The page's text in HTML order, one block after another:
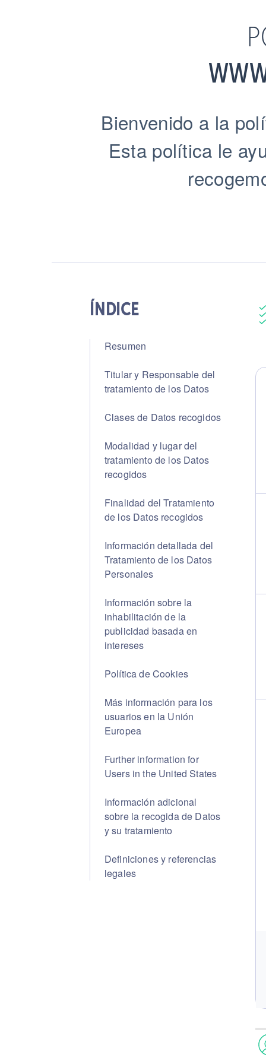
Bienvenido a la
Esta política le
ÍNDICE
Resumen
Titular y Responsable del
tratamiento de los Datos
Clases de Datos recogidos
Modalidad y lugar del
tratamiento de los Datos
recogidos
Finalidad del Tratamiento
de los Datos recogidos
Información detallada del
Tratamiento de los Datos
Personales
Información sobre la
inhabilitación de la
publicidad basada en
intereses
Política de Cookies
Más información para los
usuarios en la Unión
Europea
Further information for
Users in the United States
Información adicional
sobre la recogida de Datos
y su tratamiento
Definiciones y referencias
legales